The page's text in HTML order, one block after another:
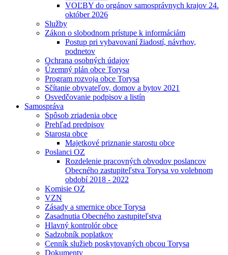
VOĽBY do orgánov samosprávnych krajov 24.
október 2026
Služby
Zákon o slobodnom prístupe k informáciám
Postup pri vybavovaní žiadostí, návrhov,
podnetov
Ochrana osobných údajov
Územný plán obce Torysa
Program rozvoja obce Torysa
Sčítanie obyvateľov, domov a bytov 2021
Osvedčovanie podpisov a listín
Samospráva
Spôsob zriadenia obce
Prehľad predpisov
Starosta obce
Majetkové priznanie starostu obce
Poslanci OZ
Rozdelenie pracovných obvodov poslancov
Obecného zastupiteľstva Torysa vo volebnom
období 2018 - 2022
Komisie OZ
VZN
Zásady a smernice obce Torysa
Zasadnutia Obecného zastupiteľstva
Hlavný kontrolór obce
Sadzobník poplatkov
Cenník služieb poskytovaných obcou Torysa
Dokumenty